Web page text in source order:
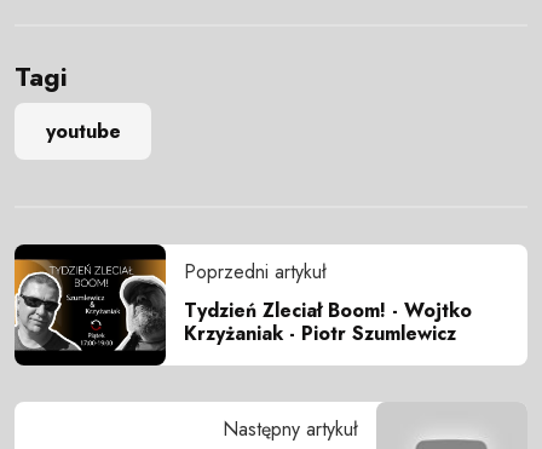
Tagi
youtube
Poprzedni artykuł
Tydzień Zleciał Boom! - Wojtko
Krzyżaniak - Piotr Szumlewicz
Następny artykuł